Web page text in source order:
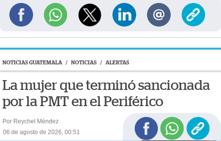
NOTICIAS GUATEMALA / NOTICIAS / ALERTAS
La mujer que terminó sancionada
por la PMT en el Periférico
Por Reychel Méndez
06 de agosto de 2026, 00:51